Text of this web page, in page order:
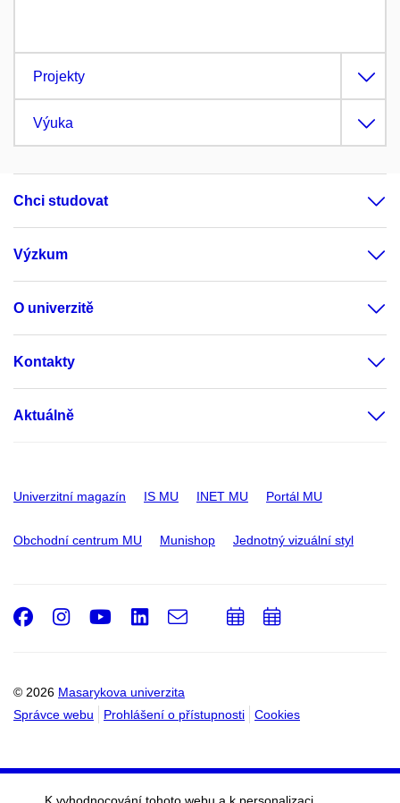
Projekty
Výuka
Chci studovat
Výzkum
O univerzitě
Kontakty
Aktuálně
Univerzitní magazín IS MU INET MU Portál MU
Obchodní centrum MU Munishop Jednotný vizuální styl
© 2026 Masarykova univerzita
Správce webu
Prohlášení o přístupnosti Cookies
Facebook
Instagram
Youtube
LinkedIn
e-
PřidatPřidat